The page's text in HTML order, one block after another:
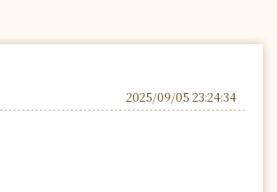
2025/09/05 23:24:34